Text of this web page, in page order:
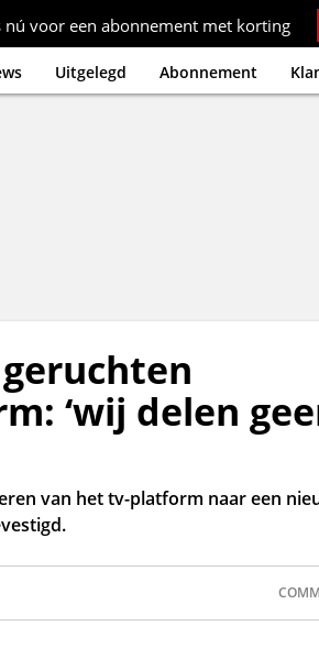
nú voor een abonnement met korting
Uitgelegd Abonnement
‘wij delen
van het tv-platform naar een